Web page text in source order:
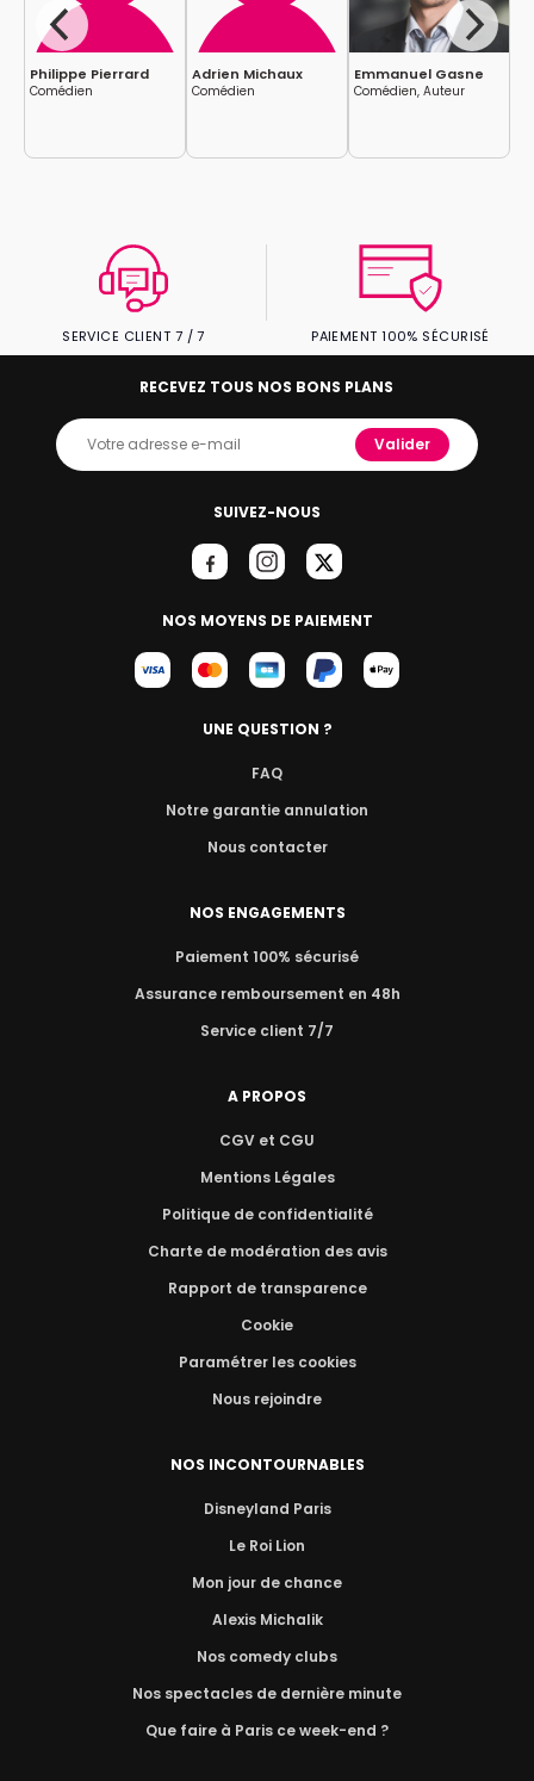
Philippe Pierrard
Comédien
Adrien Michaux
Comédien
Emmanuel Gasne
Comédien, Auteur
SERVICE CLIENT 7 / 7 PAIEMENT 100% SÉCURISÉ
SUIVEZ-NOUS
NOS MOYENS DE PAIEMENT
RECEVEZ TOUS NOS BONS PLANS
Valider
UNE QUESTION ?
FAQ
Notre garantie annulation
Nous contacter
NOS ENGAGEMENTS
Paiement 100% sécurisé
Assurance remboursement en 48h
Service client 7/7
A PROPOS
CGV et CGU
Mentions Légales
Politique de confidentialité
Charte de modération des avis
Rapport de transparence
Cookie
Paramétrer les cookies
Nous rejoindre
NOS INCONTOURNABLES
Disneyland Paris
Le Roi Lion
Mon jour de chance
Alexis Michalik
Nos comedy clubs
Nos spectacles de dernière minute
Que faire à Paris ce week-end ?